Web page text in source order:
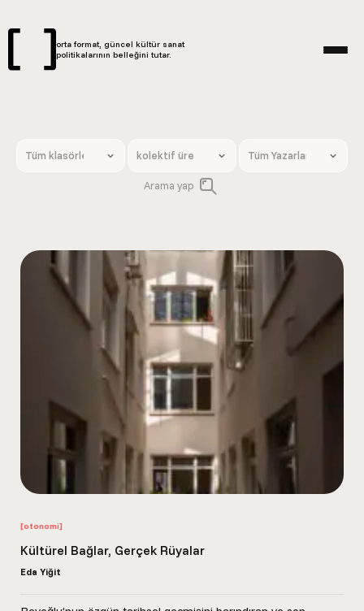
orta format, güncel kültür sanat
politikalarının belleğini tutar.
Arama yap
[otonomi]
Kültürel Bağlar, Gerçek Rüyalar
Eda Yiğit